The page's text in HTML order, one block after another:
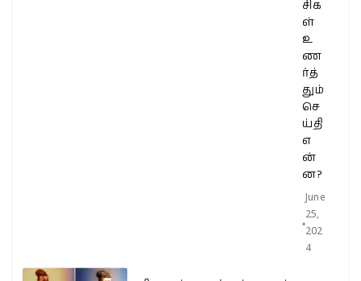
சிக
ள்
உ
ண
ர்த்
தும்
செ
ய்தி
எ
ன்
ன?
June
25,
202
4